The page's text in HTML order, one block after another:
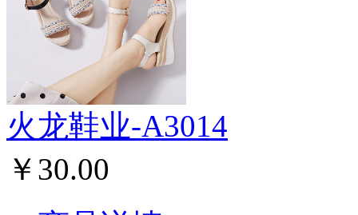
火龙鞋业-A3014
￥30.00